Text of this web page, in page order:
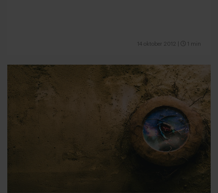
14 oktober 2012 1 min